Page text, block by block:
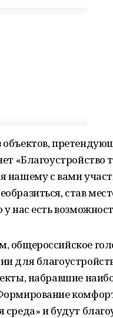
нашему с вами
став
у нас есть
общероссийское
для
набравшие
среда» и будут